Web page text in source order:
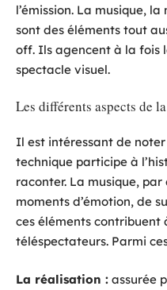
l’émission. La musique,
sont des éléments tout
off. Ils agencent à la fois
spectacle visuel.
Les différents aspects de
Il est intéressant de
technique participe à
raconter. La musique,
moments d’émotion, de
ces éléments contribuent
téléspectateurs. Parmi
La réalisation : assurée